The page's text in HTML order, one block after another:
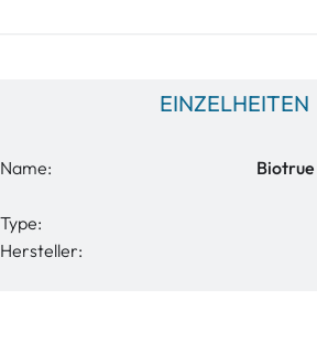
EINZELHEITEN
Name:
Type:
Hersteller: